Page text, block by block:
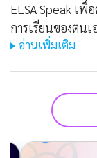
ELSA Speak เ
การเรียนของตน
อ่านเพิ่มเติม